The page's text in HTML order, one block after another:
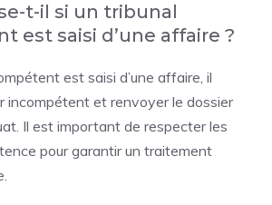
t-il si un tribunal
est saisi d’une affaire ?
est saisi d’une affaire, il
incompétent et renvoyer le dossier
Il est important de respecter les
pour garantir un traitement